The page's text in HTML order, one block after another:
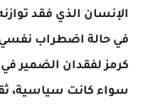
الإنسان الذي فقد
في حالة اضطراب
كرمز لفقدان الضمير في
سواء كانت سياسية،